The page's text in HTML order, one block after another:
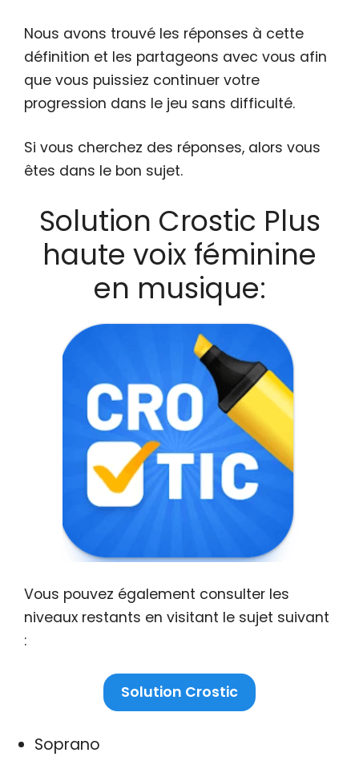
Nous avons trouvé les réponses à cette
définition et les partageons avec vous afin
que vous puissiez continuer votre
progression dans le jeu sans difficulté.
Si vous cherchez des réponses, alors vous
êtes dans le bon sujet.
Solution Crostic Plus
haute voix féminine
en musique:
Vous pouvez également consulter les
niveaux restants en visitant le sujet suivant
:
Solution Crostic
Soprano